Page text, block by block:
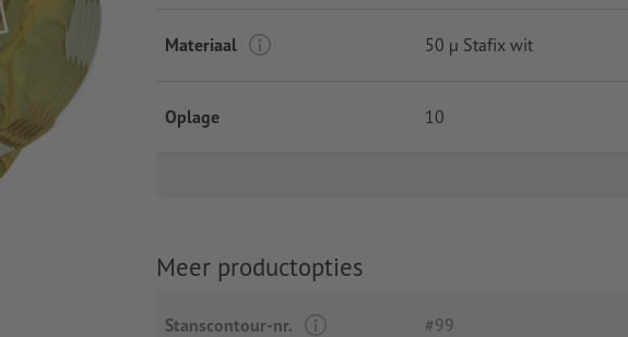
Materiaal 50 µ Stafix wit
Oplage 10
Meer productopties
Stanscontour-nr. #99